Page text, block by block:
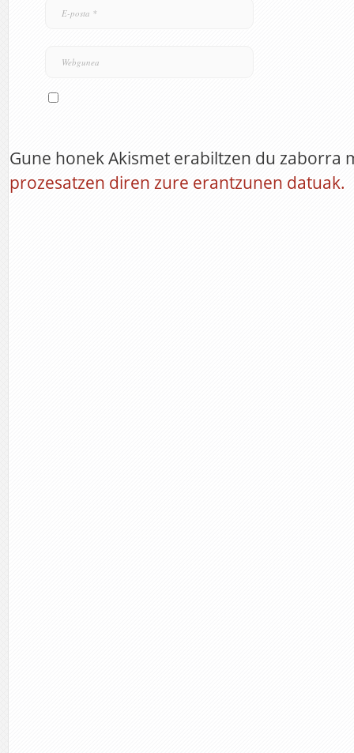
Gune honek Akismet erabiltzen du zaborra
prozesatzen diren zure erantzunen datuak.